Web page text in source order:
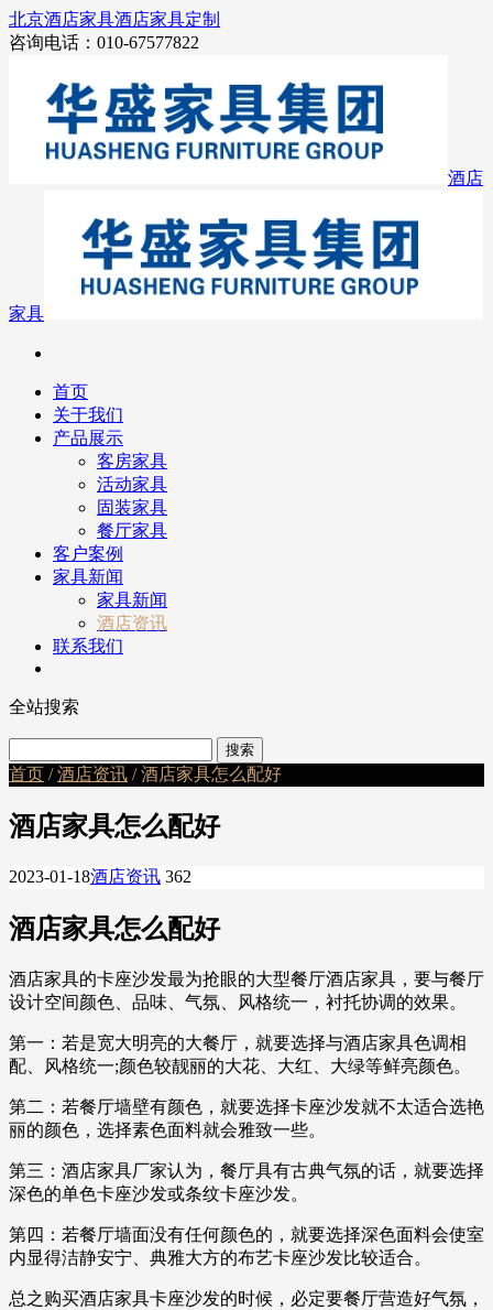
北京酒店家具酒店家具定制
咨询电话：010-67577822
酒店
家具
首页
关于我们
产品展示
客房家具
活动家具
固装家具
餐厅家具
客户案例
家具新闻
家具新闻
酒店资讯
联系我们
全站搜索
首页 /酒店资讯 / 酒店家具怎么配好
酒店家具怎么配好
2023-01-18酒店资讯 362
酒店家具怎么配好
酒店家具的卡座沙发最为抢眼的大型餐厅酒店家具，要与餐厅
设计空间颜色、品味、气氛、风格统一，衬托协调的效果。
第一：若是宽大明亮的大餐厅，就要选择与酒店家具色调相
配、风格统一;颜色较靓丽的大花、大红、大绿等鲜亮颜色。
第二：若餐厅墙壁有颜色，就要选择卡座沙发就不太适合选艳
丽的颜色，选择素色面料就会雅致一些。
第三：酒店家具厂家认为，餐厅具有古典气氛的话，就要选择
深色的单色卡座沙发或条纹卡座沙发。
第四：若餐厅墙面没有任何颜色的，就要选择深色面料会使室
内显得洁静安宁、典雅大方的布艺卡座沙发比较适合。
总之购买酒店家具卡座沙发的时候，必定要餐厅营造好气氛，